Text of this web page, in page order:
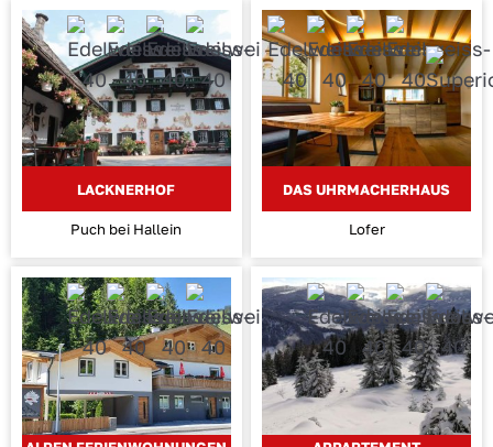
LACKNERHOF
Puch bei Hallein
DAS UHRMACHERHAUS
Lofer